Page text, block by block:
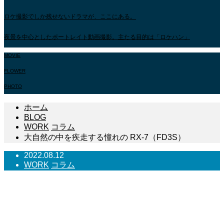
ロケ撮影でしか残せないドラマが、ここにある。
夜景を中心としたポートレイト動画撮影。主たる目的は「ロケハン」
MOVIE
FLOWER
PHOTO
ホーム
BLOG
WORK コラム
大自然の中を疾走する憧れの RX-7（FD3S）
2022.08.12
WORK コラム